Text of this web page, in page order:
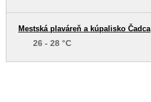
Mestská plaváreň a kúpalisko Čadca
26 - 28 °C